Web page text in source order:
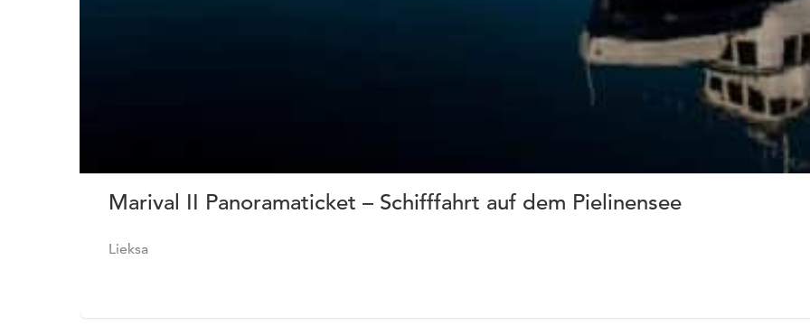
Marival II Panoramaticket – Schifffahrt auf dem Pielinensee
Lieksa